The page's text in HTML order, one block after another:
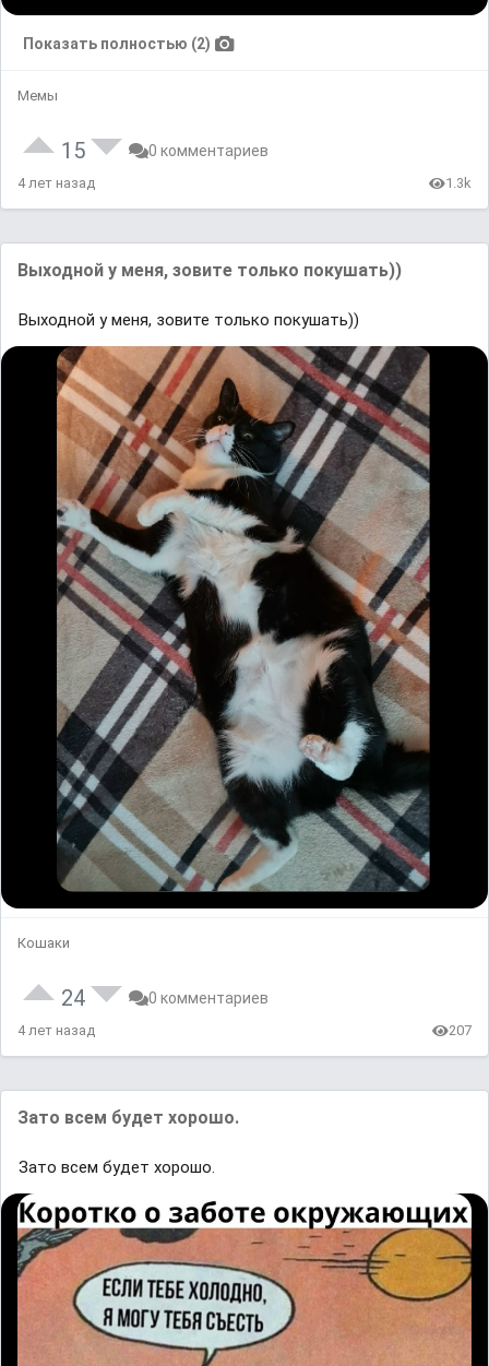
Показать полностью (2)
Мемы
15 0 комментариев
4 лет назад 1.3k
Выходной у меня, зовите только покушать))
Выходной у меня, зовите только покушать))
Кошаки
24 0 комментариев
4 лет назад 207
Зато всем будет хорошо.
Зато всем будет хорошо.